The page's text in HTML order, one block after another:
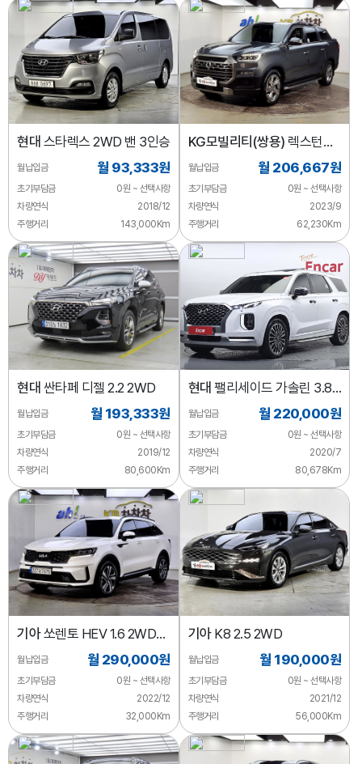
현대 스타렉스 2WD 밴 3인승
월납입금 월 93,333원
초기부담금
0원 ~ 선택사항
차량연식
2018/12
주행거리
143,000Km
KG모빌리티(쌍용) 렉스턴
디젤 2.2 4WD
월납입금 월 206,667원
초기부담금
0원 ~ 선택사항
차량연식
2023/9
주행거리
62,230Km
현대 싼타페 디젤 2.2 2WD
월납입금 월 193,333원
초기부담금
0원 ~ 선택사항
차량연식
2019/12
주행거리
80,600Km
현대 팰리세이드 가솔린 3.8
4WD
월납입금 월 220,000원
초기부담금
0원 ~ 선택사항
차량연식
2020/7
주행거리
80,678Km
기아쏘렌토 HEV 1.6 2WD
그래비티
월납입금 월 290,000원
초기부담금
0원 ~ 선택사항
차량연식
2022/12
주행거리
32,000Km
기아K8 2.5 2WD
월납입금 월 190,000원
초기부담금
0원 ~ 선택사항
차량연식
2021/12
주행거리
56,000Km